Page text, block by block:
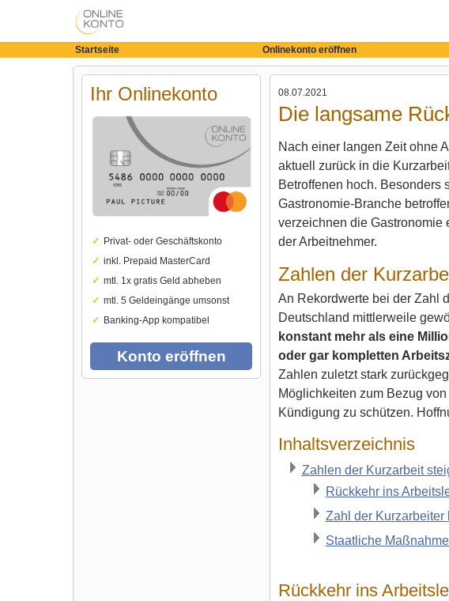
Startseite Onlinekonto eröffnen
Ihr Onlinekonto
Privat- oder Geschäftskonto
inkl. Prepaid MasterCard
mtl. 1x gratis Geld abheben
mtl. 5 Geldeingänge umsonst
Banking-App kompatibel
Konto eröffnen
08.07.2021
Die langsame
Nach einer langen Zeit ohne
aktuell zurück in die
Betroffenen hoch. Besonders
Gastronomie-Branche
verzeichnen die Gastronomie
der Arbeitnehmer.
Zahlen der
An Rekordwerte bei der Zahl
Deutschland mittlerweile
konstant mehr als eine
oder gar kompletten
Zahlen zuletzt stark
Möglichkeiten zum Bezug
Kündigung zu schützen.
Inhaltsverzeichnis
Zahlen der Kurzarbeit
Rückkehr ins
Zahl der
Staatliche
Rückkehr ins